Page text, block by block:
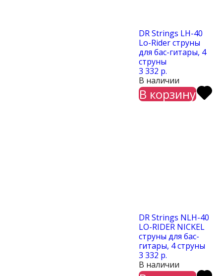
DR Strings LH-40
Lo-Rider cтруны
для бас-гитары, 4
струны
3 332 р.
В наличии
В корзину
DR Strings NLH-40
LO-RIDER NICKEL
cтруны для бас-
гитары, 4 струны
3 332 р.
В наличии